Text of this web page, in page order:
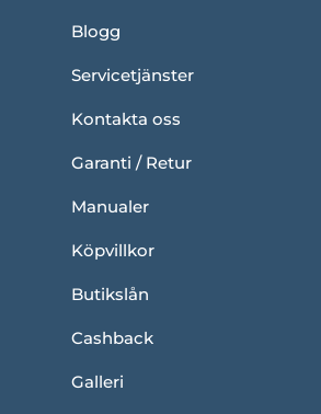
Blogg
Servicetjänster
Kontakta oss
Garanti / Retur
Manualer
Köpvillkor
Butikslån
Cashback
Galleri